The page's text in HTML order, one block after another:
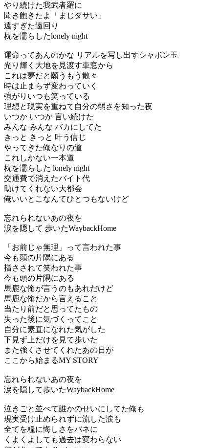
やり続けた我武者羅に
聞き飽きたよ「まじダサい」
遠すぎた遠回り
枕を濡らしたlonely night
運命ってあんのかな リアルを写し出すシャボン玉
光り輝く大地を見渡す車窓から
これは夢だと願うもう散々
時は止まらず変わっていく
強がりいつも笑っている
理想と現実を重ねて自分の弱さを知った夜
いつか いつか 言い続けた
みんな みんな バカにしてた
きっと きっと 叶う信じ
やってきた俺なりの道
これしかない一本道
枕を濡らした lonely night
交通費で消えたバイト代
助けてくれない大都会
俺いいとこなんてひとつもないけど
忘れられないあの夜を
涙を隠して 歩いたWaybackHome
「お前じゃ無理」って言われた事
今も頭の片隅にある
指さされて笑われた事
今も頭の片隅にある
馬鹿な俺が言うのもあれだけど
馬鹿な俺だから言えること
当たり前だと思ってたもの
失った後に気づくってこと
自分に素直になれた気がした
下見ず上だけを見て歩いた
また強くさせてくれたあの日が
ここから始まるMY STORY
忘れられないあの夜を
涙を隠して歩いたWaybackHome
泣きごと並べて誰かのせいにしてた俺も
現実受け止められずに流した涙も
全てを糧に悔しさをバネに
くよくよしても過去は変わらない